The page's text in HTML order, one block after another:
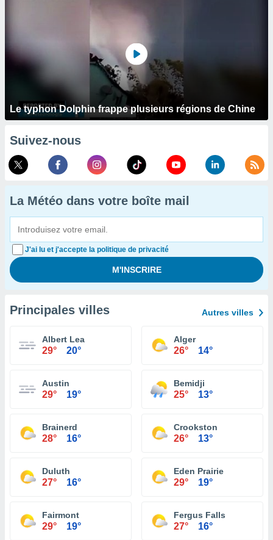
Le typhon Dolphin frappe plusieurs régions de Chine
Suivez-nous
La Météo dans votre boîte mail
J'ai lu et j'accepte la politique de privacité
Principales villes Autres villes
Albert Lea
29° 20°
Alger
26° 14°
Austin
29° 19°
Bemidji
25° 13°
Brainerd
28° 16°
Crookston
26° 13°
Duluth
27° 16°
Eden Prairie
29° 19°
Fairmont
29° 19°
Fergus Falls
27° 16°